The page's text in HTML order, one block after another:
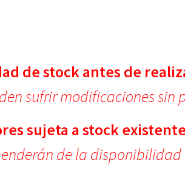
de stock antes de
sufrir modificaciones sin
sujeta a stock
de la